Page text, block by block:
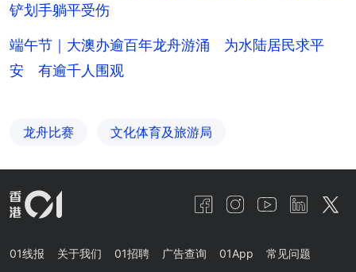
铲划手躺平受伤
端午节｜大澳办逾百年龙舟游涌 为水陆居民求平
安 有逾千人围观
龙舟比赛 文化体育及旅游局
01线报 关于我们 01招聘 广告查询 01App 常见问题